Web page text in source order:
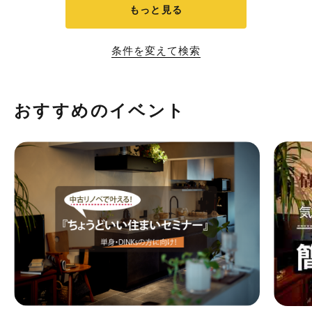
もっと見る
条件を変えて検索
おすすめのイベント